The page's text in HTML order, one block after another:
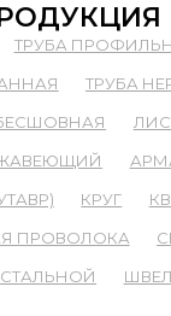
ТРУБА
ТРУБА
КРУГ
ПРОВОЛОКА